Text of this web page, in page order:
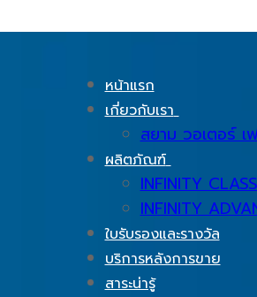
หน้าแรก
เกี่ยวกับเรา
สยาม วอเตอร์ เ
ผลิตภัณฑ์
INFINITY
INFINITY
ใบรับรองและรางวัล
บริการหลังการขาย
สาระน่ารู้